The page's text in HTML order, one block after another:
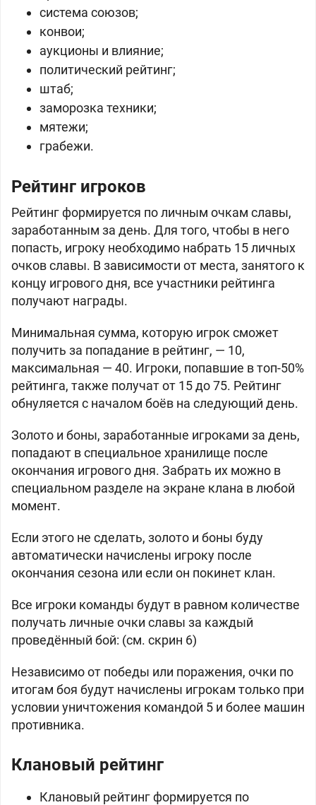
cистема союзов;
конвои;
аукционы и влияние;
политический рейтинг;
штаб;
заморозка техники;
мятежи;
грабежи.
Рейтинг игроков
Рейтинг формируется по личным очкам славы,
заработанным за день. Для того, чтобы в него
попасть, игроку необходимо набрать 15 личных
очков славы. В зависимости от места, занятого к
концу игрового дня, все участники рейтинга
получают награды.
Минимальная сумма, которую игрок сможет
получить за попадание в рейтинг, — 10,
максимальная — 40. Игроки, попавшие в топ-50%
рейтинга, также получат от 15 до75. Рейтинг
обнуляется с началом боёв на следующий день.
Золото и боны, заработанные игроками за день,
попадают в специальное хранилище после
окончания игрового дня. Забрать их можно в
специальном разделе на экране клана в любой
момент.
Если этого не сделать, золото и боны буду
автоматически начислены игроку после
окончания сезона или если он покинет клан.
Все игроки команды будут в равном количестве
получать личные очки славы за каждый
проведённый бой: (см. скрин 6)
Независимо от победы или поражения, очки по
итогам боя будут начислены игрокам только при
условии уничтожения командой 5 и более машин
противника.
Клановый рейтинг
Клановый рейтинг формируется по